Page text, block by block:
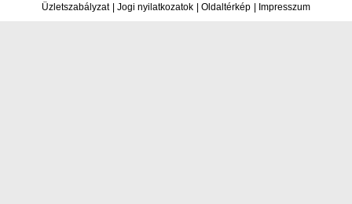
Üzletszabályzat | Jogi nyilatkozatok | Oldaltérkép | Impresszum